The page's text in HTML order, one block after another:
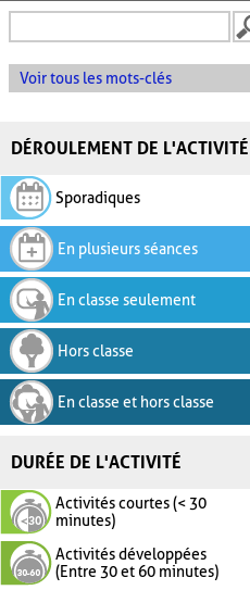
Voir tous les mots-clés
DÉROULEMENT DE L'ACTIVITÉ
Sporadiques
En plusieurs séances
En classe seulement
Hors classe
En classe et hors classe
DURÉE DE L'ACTIVITÉ
Activités courtes (< 30
minutes)
Activités développées
(Entre 30 et 60 minutes)